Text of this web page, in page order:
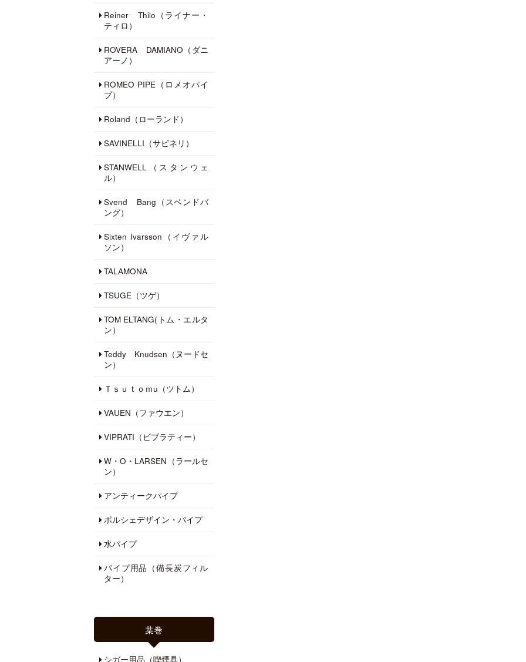
Reiner Thilo（ライナー・
ティロ）
ROVERA DAMIANO（ダニ
アーノ）
ROMEO PIPE（ロメオパイ
プ）
Roland（ローランド）
SAVINELLI（サビネリ）
STANWELL（スタンウェ
ル）
Svend Bang（スベンドバ
ング）
Sixten Ivarsson（イヴァル
ソン）
TALAMONA
TSUGE（ツゲ）
TOM ELTANG(トム・エルタ
ン）
Teddy Knudsen（ヌードセ
ン）
Ｔｓｕｔｏｍu（ツトム）
VAUEN（ファウエン）
VIPRATI（ビブラティー）
W・O・LARSEN（ラールセ
ン）
アンティークパイプ
ポルシェデザイン・パイプ
水パイプ
パイプ用品（備長炭フィル
ター）
葉巻
シガー用品（喫煙具）